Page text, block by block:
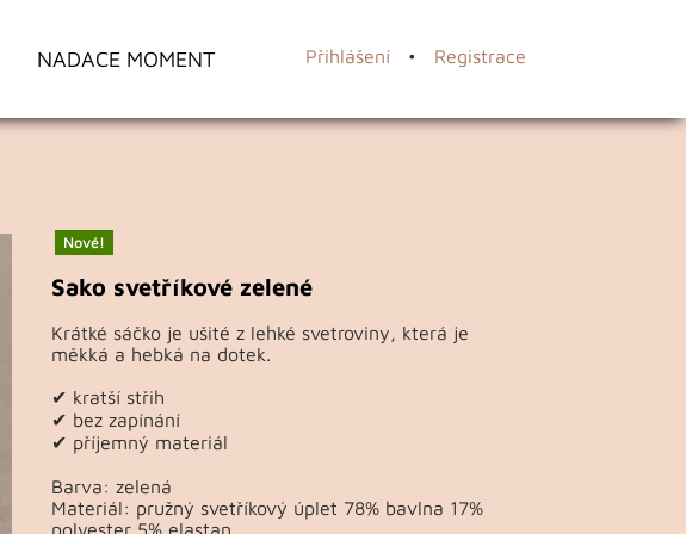
NADACE MOMENT Přihlášení• Registrace
Nové!
Sako svetříkové zelené
Krátké sáčko je ušité z lehké svetroviny, která je
měkká a hebká na dotek.
✔ kratší střih
✔ bez zapínání
✔ příjemný materiál
Barva: zelená
Materiál: pružný svetříkový úplet 78% bavlna 17%
polyester 5% elastan